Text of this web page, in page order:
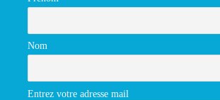
Nom
Entrez votre adresse mail